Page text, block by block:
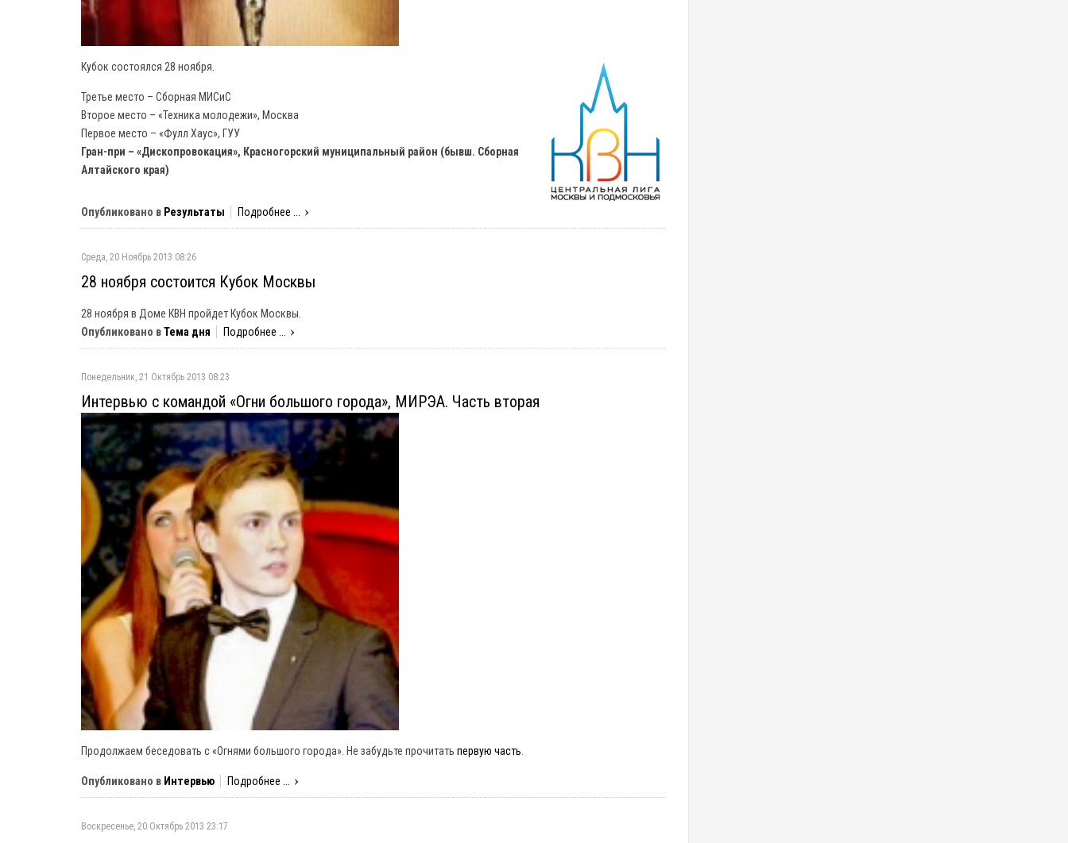
Кубок состоялся 28 ноября.
Третье место – Сборная МИСиС
Второе место – «Техника молодежи», Москва
Первое место – «Фулл Хаус», ГУУ
Гран-при – «Дископровокация», Красногорский муниципальный район (бывш. Сборная
Алтайского края)
Опубликовано в Результаты Подробнее ...
Среда, 20 Ноябрь 2013 08:26
28 ноября состоится Кубок Москвы
28 ноября в Доме КВН пройдет Кубок Москвы.
Опубликовано вТема дня Подробнее ...
Понедельник, 21 Октябрь 2013 08:23
Интервью с командой «Огни большого города», МИРЭА. Часть вторая
Продолжаем беседовать с «Огнями большого города». Не забудьте прочитать первую часть
Опубликовано в Интервью Подробнее ...
Воскресенье, 20 Октябрь 2013 23:17